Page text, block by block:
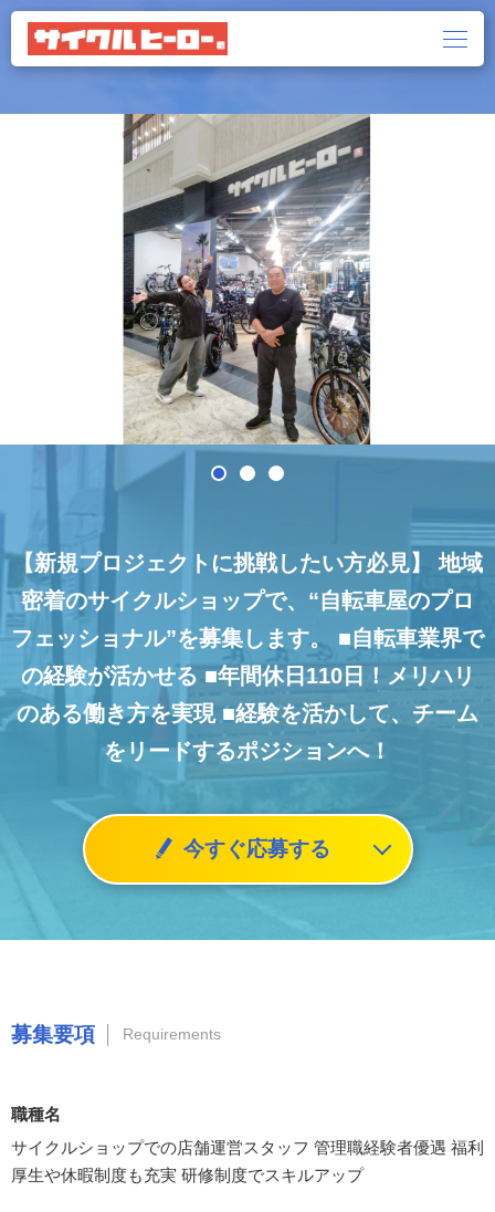
【新規プロジェクトに挑戦したい方必見】
地域
密着のサイクルショップで、“自転車屋のプロ
フェッショナル”を募集します。
■自転車業界で
の経験が活かせる ■年間休日110日！メリハリ
のある働き方を実現■経験を活かして、チーム
をリードするポジションへ！
今すぐ応募する
募集要項 Requirements
職種名
サイクルショップでの店舗運営スタッフ 管理職経験者優遇 福利
厚生や休暇制度も充実 研修制度でスキルアップ